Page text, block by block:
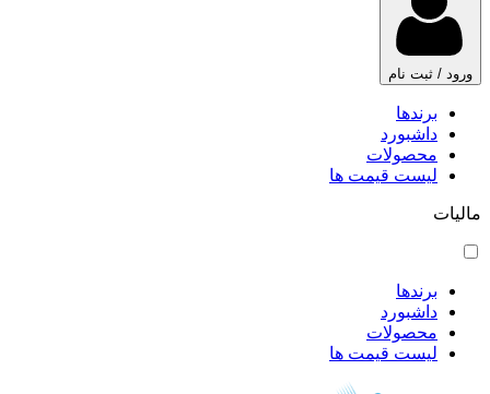
ورود / ثبت نام
برندها
داشبورد
محصولات
لیست قیمت ها
مالیات
برندها
داشبورد
محصولات
لیست قیمت ها